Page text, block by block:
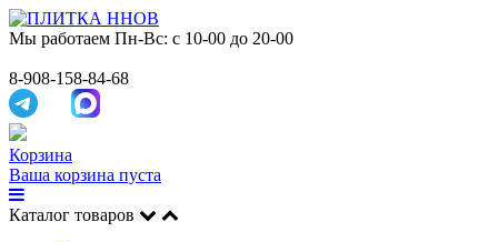
Мы работаем Пн-Вс: с 10-00 до 20-00
8-908-158-84-68
Корзина
Ваша корзина пуста
Каталог товаров